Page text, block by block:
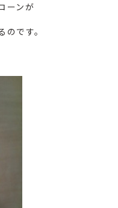
ーンが
です。